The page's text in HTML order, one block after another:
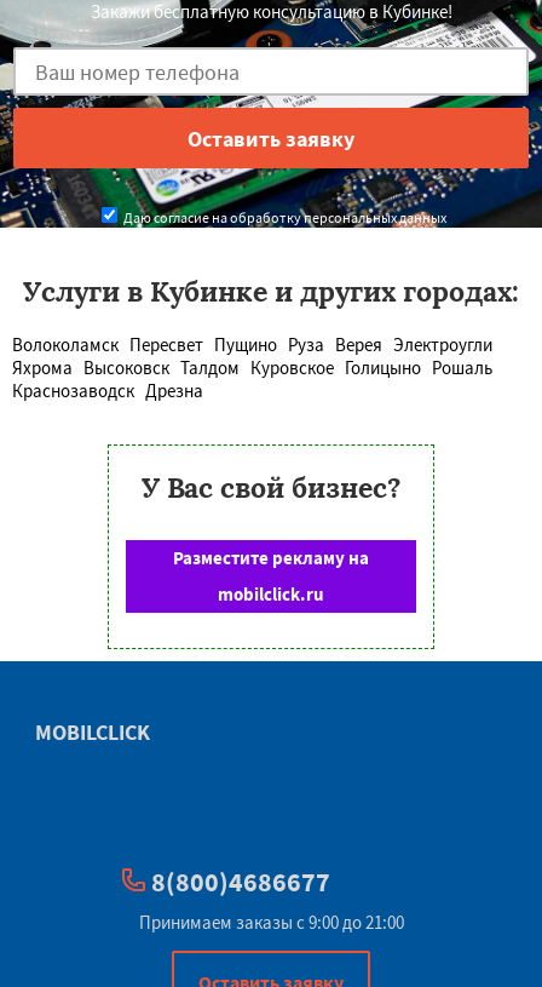
Закажи бесплатную консультацию в Кубинке!
Даю согласие на обработку персональных данных
Услуги в Кубинке и других городах:
Волоколамск Пересвет Пущино Руза Верея Электроугли
Яхрома Высоковск Талдом Куровское Голицыно Рошаль
Краснозаводск Дрезна
У Вас свой бизнес?
Разместите рекламу на
mobilclick.ru
MOBILCLICK
8(800)4686677
Принимаем заказы с 9:00 до 21:00
Оставить заявку